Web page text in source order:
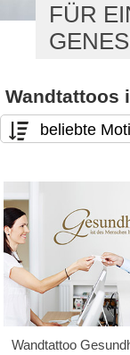
FÜR
Wandtattoos
nur Text
nur Motiv
Text mit
Wandtattoo